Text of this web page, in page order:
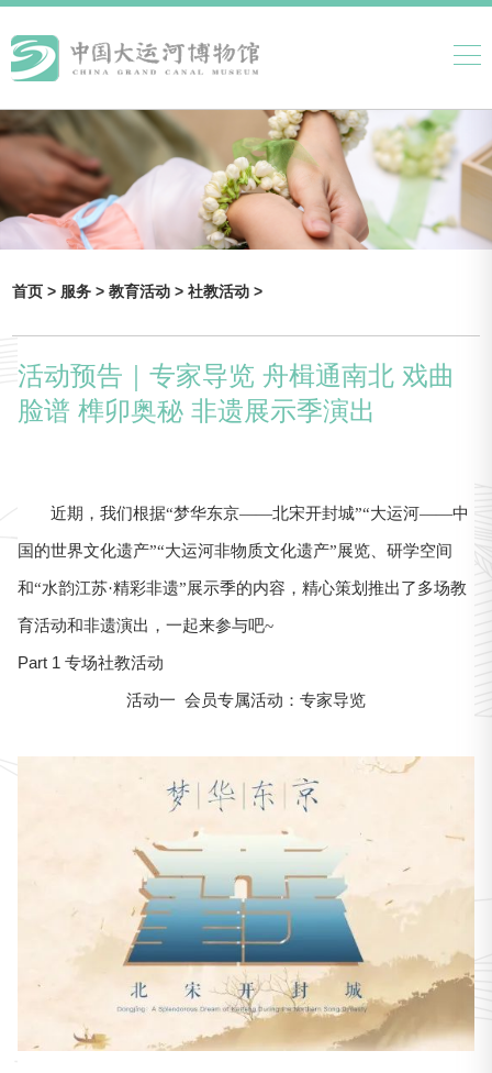
首页 > 服务 >教育活动 >社教活动 >
活动预告｜专家导览 舟楫通南北 戏曲
脸谱 榫卯奥秘 非遗展示季演出
近期，我们根据“梦华东京——北宋开封城”“大运河——中
国的世界文化遗产”“大运河非物质文化遗产”展览、研学空间
和“水韵江苏·精彩非遗”展示季的内容，精心策划推出了多场教
育活动和非遗演出，一起来参与吧~
Part 1 专场社教活动
活动一 会员专属活动：专家导览